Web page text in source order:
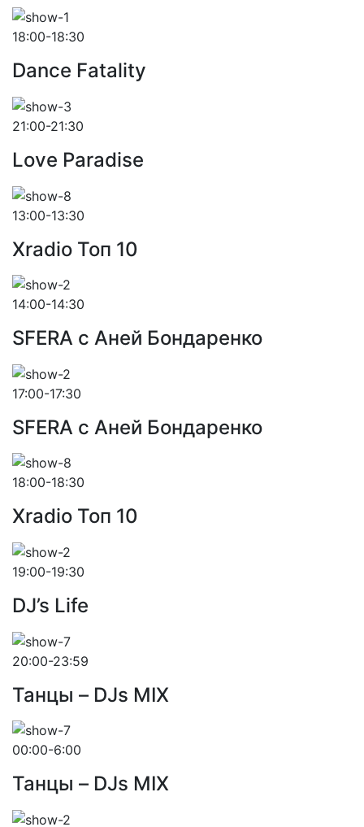
18:00-18:30
Dance Fatality
21:00-21:30
Love Paradise
13:00-13:30
Xradio Топ 10
14:00-14:30
SFERA с Аней Бондаренко
17:00-17:30
SFERA с Аней Бондаренко
18:00-18:30
Xradio Топ 10
19:00-19:30
DJ’s Life
20:00-23:59
Танцы – DJs MIX
00:00-6:00
Танцы – DJs MIX